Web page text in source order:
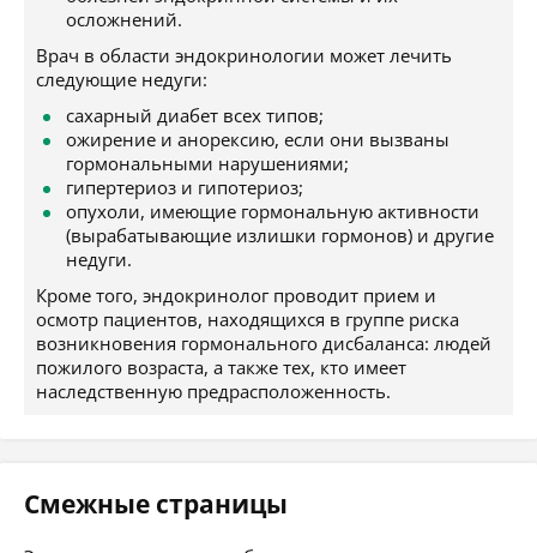
осложнений.
Врач в области эндокринологии может лечить
следующие недуги:
сахарный диабет всех типов;
ожирение и анорексию, если они вызваны
гормональными нарушениями;
гипертериоз и гипотериоз;
опухоли, имеющие гормональную активности
(вырабатывающие излишки гормонов) и другие
недуги.
Кроме того, эндокринолог проводит прием и
осмотр пациентов, находящихся в группе риска
возникновения гормонального дисбаланса: людей
пожилого возраста, а также тех, кто имеет
наследственную предрасположенность.
Смежные страницы